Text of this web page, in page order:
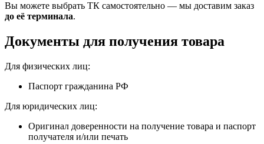
Вы можете выбрать ТК самостоятельно — мы доставим заказ
до её терминала.
Документы для получения товара
Для физических лиц:
Паспорт гражданина РФ
Для юридических лиц:
Оригинал доверенности на получение товара и паспорт
получателя и/или печать